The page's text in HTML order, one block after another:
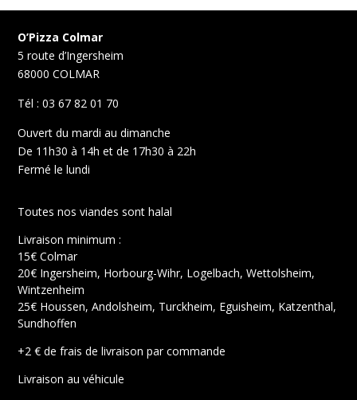
O’Pizza Colmar
5 route d’Ingersheim
68000 COLMAR
Tél : 03 67 82 01 70
Ouvert du mardi au dimanche
De 11h30 à 14h et de 17h30 à 22h
Fermé le lundi
Toutes nos viandes sont halal
Livraison minimum :
15€ Colmar
20€ Ingersheim, Horbourg-Wihr, Logelbach, Wettolsheim,
Wintzenheim
25€ Houssen, Andolsheim, Turckheim, Eguisheim, Katzenthal,
Sundhoffen
+2 € de frais de livraison par commande
Livraison au véhicule